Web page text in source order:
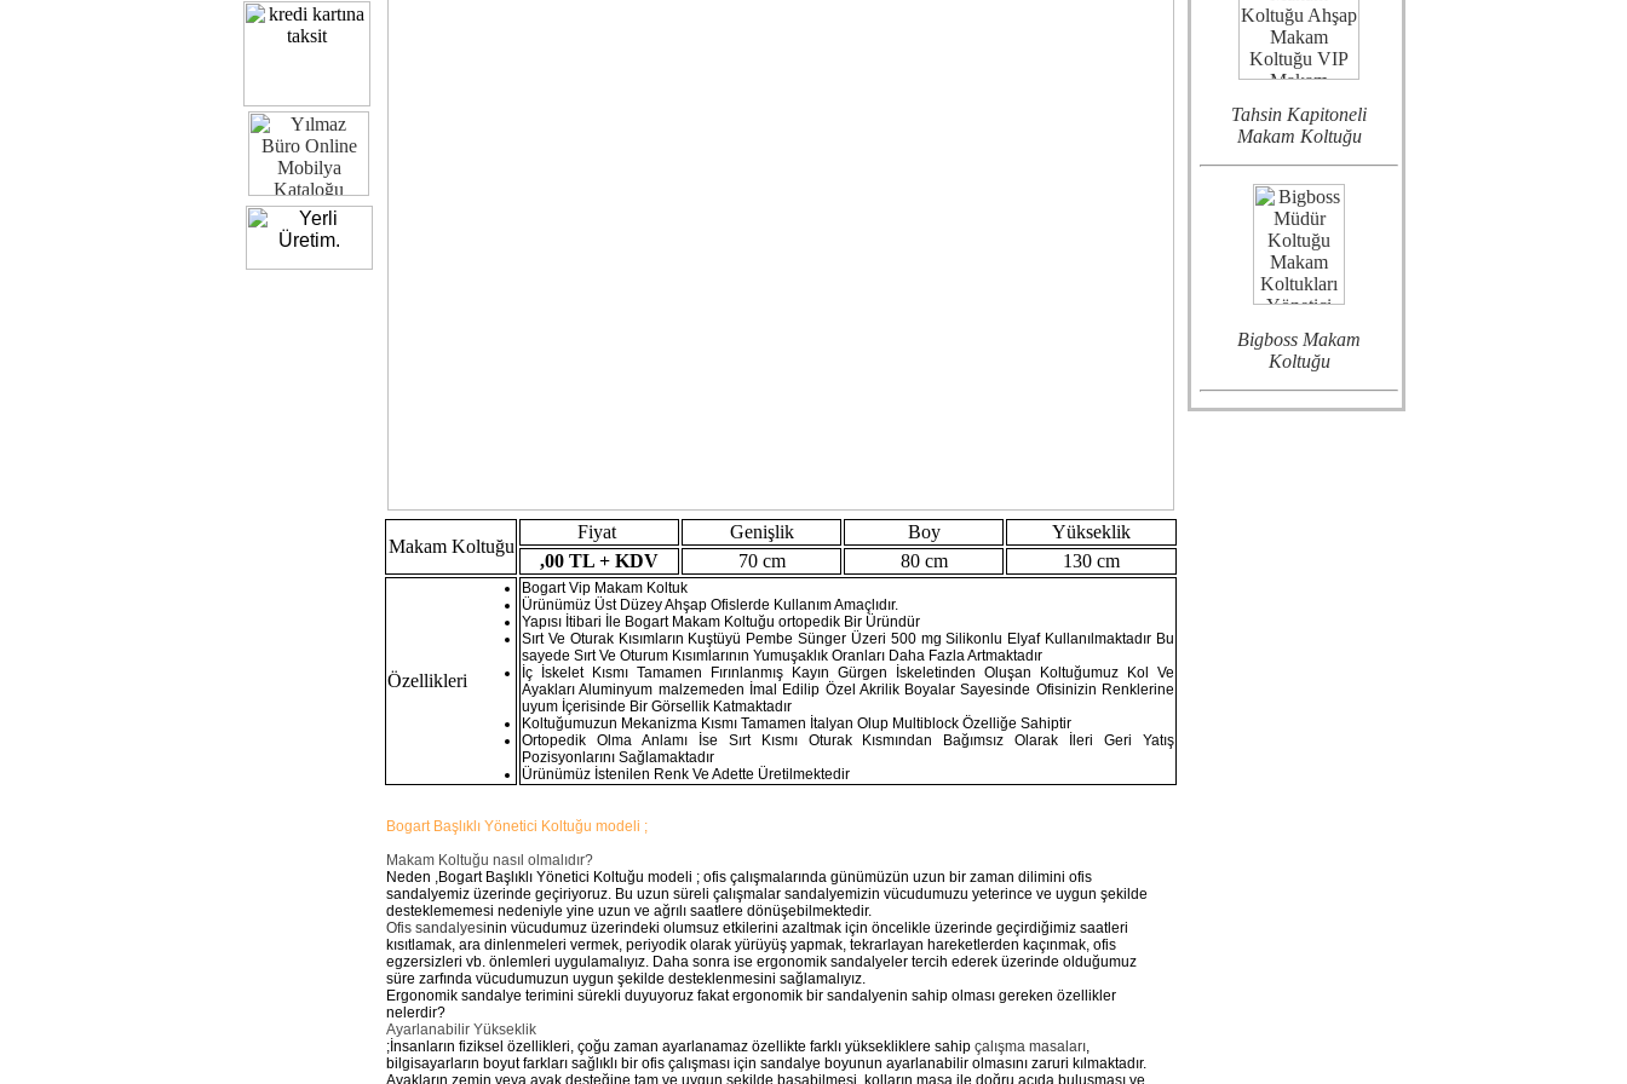
Makam Koltuğu
Koltuğu
Makam Koltuğu
Fiyat Genişlik Boy
Yükseklik
,00 TL + KDV
70 cm 80 cm 130 cm
Özellikleri
Bogart Vip Makam Koltuk
Ürünümüz Üst Düzey Ahşap Ofislerde Kullanım Amaçlıdır.
Yapısı İtibari İle Bogart Makam Koltuğu ortopedik Bir Üründür
Sırt Ve Oturak Kısımların Kuştüyü Pembe Sünger Üzeri 500 mg Silikonlu Elyaf Kullanılmaktadır Bu
sayede Sırt Ve Oturum Kısımlarının Yumuşaklık Oranları Daha Fazla Artmaktadır
İç İskelet Kısmı Tamamen Fırınlanmış Kayın Gürgen İskeletinden Oluşan Koltuğumuz Kol Ve
Ayakları Aluminyum malzemeden İmal Edilip Özel Akrilik Boyalar Sayesinde Ofisinizin Renklerine
uyum İçerisinde Bir Görsellik Katmaktadır
Koltuğumuzun Mekanizma Kısmı Tamamen İtalyan Olup Multiblock Özelliğe Sahiptir
Ortopedik Olma Anlamı İse Sırt Kısmı Oturak Kısmından Bağımsız Olarak İleri Geri Yatış
Pozisyonlarını Sağlamaktadır
Ürünümüz İstenilen Renk Ve Adette Üretilmektedir
Bogart Başlıklı Yönetici Koltuğu modeli ;
Makam Koltuğu nasıl olmalıdır?
Neden ,Bogart Başlıklı Yönetici Koltuğu modeli ; ofis çalışmalarında günümüzün uzun bir zaman dilimini ofis
sandalyemiz üzerinde geçiriyoruz. Bu uzun süreli çalışmalar sandalyemizin vücudumuzu yeterince ve uygun şekilde
desteklememesi nedeniyle yine uzun ve ağrılı saatlere dönüşebilmektedir.
Ofis sandalyesinin vücudumuz üzerindeki olumsuz etkilerini azaltmak için öncelikle üzerinde geçirdiğimiz saatleri
kısıtlamak, ara dinlenmeleri vermek, periyodik olarak yürüyüş yapmak, tekrarlayan hareketlerden kaçınmak, ofis
egzersizleri vb. önlemleri uygulamalıyız. Daha sonra ise ergonomik sandalyeler tercih ederek üzerinde olduğumuz
süre zarfında vücudumuzun uygun şekilde desteklenmesini sağlamalıyız.
Ergonomik sandalye terimini sürekli duyuyoruz fakat ergonomik bir sandalyenin sahip olması gereken özellikler
nelerdir?
Ayarlanabilir Yükseklik
;İnsanların fiziksel özellikleri, çoğu zaman ayarlanamaz özellikte farklı yüksekliklere sahip çalışma masaları,
bilgisayarların boyut farkları sağlıklı bir ofis çalışması için sandalye boyunun ayarlanabilir olmasını zaruri kılmaktadır.
Ayakların zemin veya ayak desteğine tam ve uygun şekilde basabilmesi, kolların masa ile doğru açıda buluşması ve